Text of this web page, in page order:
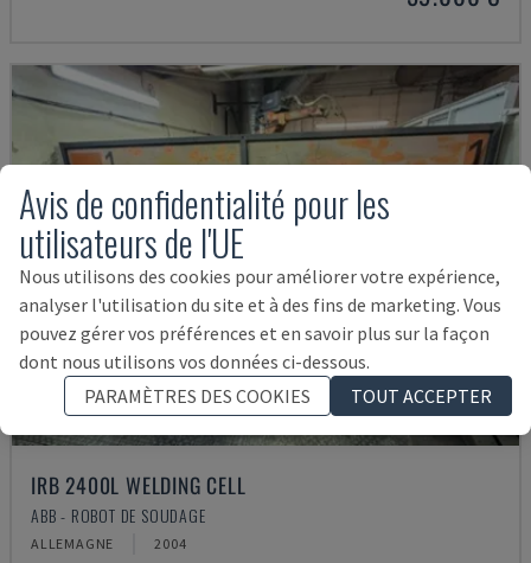
IRB 2400L WELDING CELL
ABB - ROBOT DE SOUDAGE
ALLEMAGNE 2004
Avis de confidentialité pour les
utilisateurs de l'UE
Nous utilisons des cookies pour améliorer votre expérience,
analyser l'utilisation du site et à des fins de marketing. Vous
pouvez gérer vos préférences et en savoir plus sur la façon
dont nous utilisons vos données ci-dessous.
PARAMÈTRES DES COOKIES
TOUT ACCEPTER